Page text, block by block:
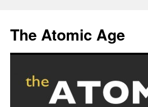
content
The Atomic Age